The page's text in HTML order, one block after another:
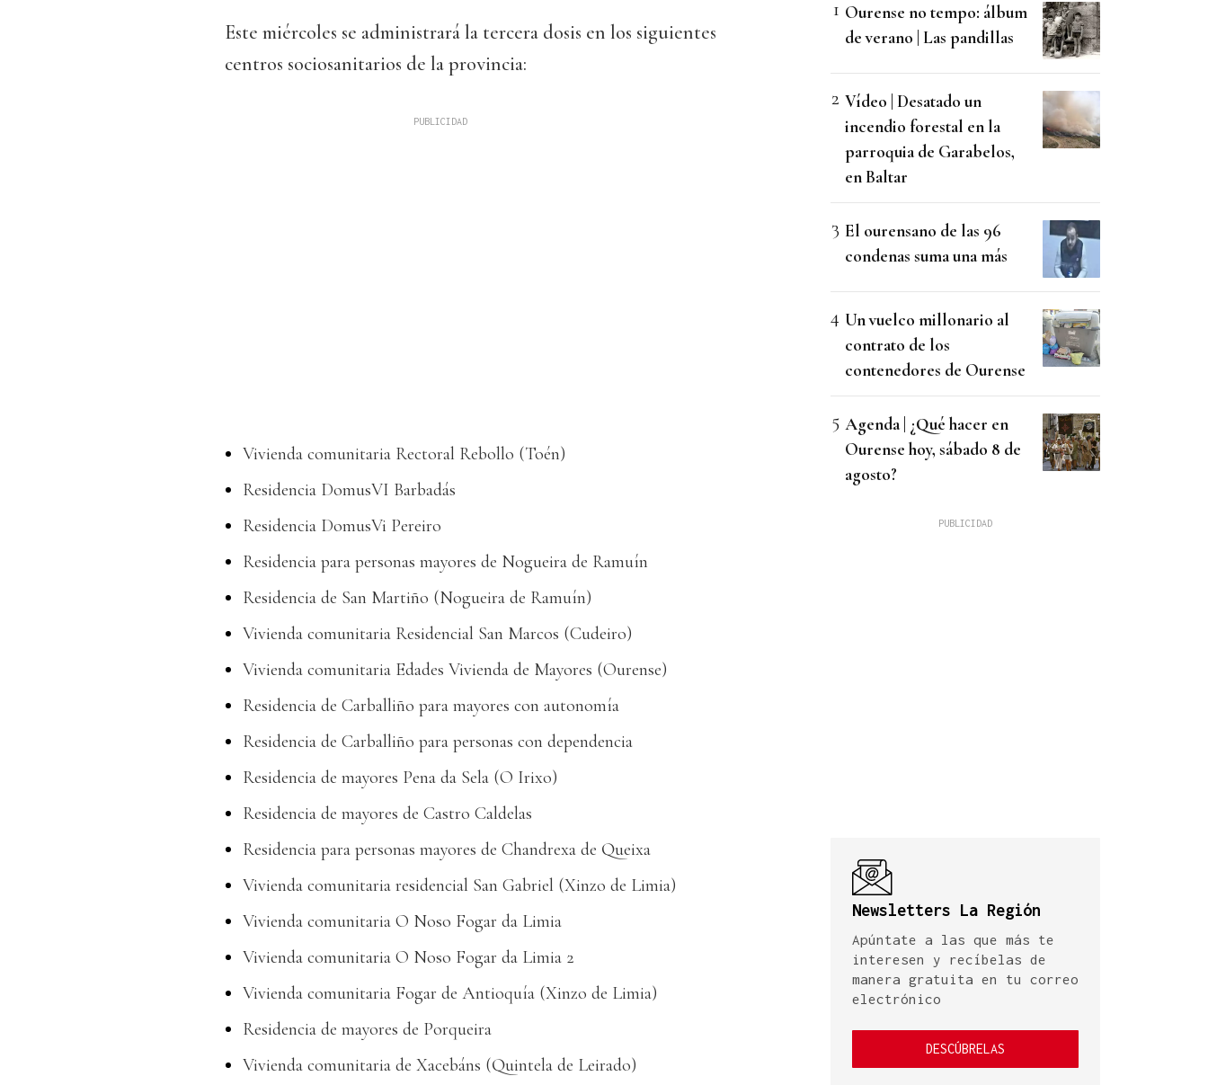
Este miércoles se administrará la tercera dosis en los siguientes
centros sociosanitarios de la provincia:
Vivienda comunitaria Rectoral Rebollo (Toén)
Residencia DomusVI Barbadás
Residencia DomusVi Pereiro
Residencia para personas mayores de Nogueira de Ramuín
Residencia de San Martiño (Nogueira de Ramuín)
Vivienda comunitaria Residencial San Marcos (Cudeiro)
Vivienda comunitaria Edades Vivienda de Mayores (Ourense)
Residencia de Carballiño para mayores con autonomía
Residencia de Carballiño para personas con dependencia
Residencia de mayores Pena da Sela (O Irixo)
Residencia de mayores de Castro Caldelas
Residencia para personas mayores de Chandrexa de Queixa
Vivienda comunitaria residencial San Gabriel (Xinzo de Limia)
Vivienda comunitaria O Noso Fogar da Limia
Vivienda comunitaria O Noso Fogar da Limia 2
Vivienda comunitaria Fogar de Antioquía (Xinzo de Limia)
Residencia de mayores de Porqueira
Vivienda comunitaria de Xacebáns (Quintela de Leirado)
Ourense no tempo: álbum
de verano | Las pandillas
Vídeo | Desatado un
incendio forestal en la
parroquia de Garabelos,
en Baltar
El ourensano de las 96
condenas suma una más
Un vuelco millonario al
contrato de los
contenedores de Ourense
Agenda | ¿Qué hacer en
Ourense hoy, sábado 8 de
agosto?
Newsletters La Región
Apúntate a las que más te
interesen y recíbelas de
manera gratuita en tu correo
electrónico
DESCÚBRELAS